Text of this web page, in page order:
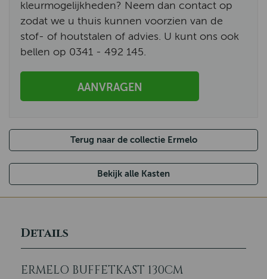
kleurmogelijkheden? Neem dan contact op
zodat we u thuis kunnen voorzien van de
stof- of houtstalen of advies. U kunt ons ook
bellen op 0341 - 492 145.
AANVRAGEN
Terug naar de collectie Ermelo
Bekijk alle Kasten
Details
ERMELO BUFFETKAST 130CM